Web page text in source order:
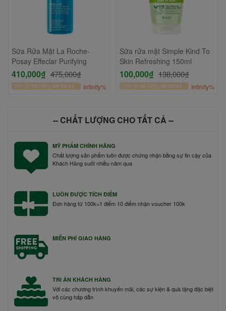
Sữa Rửa Mặt La Roche-
Posay Effeclar Purifying
410,000₫ 475,000₫
Còn lại 00 Ngày 06:59:33 Infinity%
Sữa rửa mặt Simple Kind To
Skin Refreshing 150ml
100,000₫ 138,000₫
Còn lại 00 Ngày 06:59:33 Infinity%
-- CHẤT LƯỢNG CHO TẤT CẢ --
MỸ PHẨM CHÍNH HÃNG
Chất lượng sản phẩm luôn được chứng nhận bằng sự tin cậy của
Khách Hàng suốt nhiều năm qua
LUÔN ĐƯỢC TÍCH ĐIỂM
Đơn hàng từ 100k=1 điểm 10 điểm nhận voucher 100k
MIỄN PHÍ GIAO HÀNG
TRI ÂN KHÁCH HÀNG
Với các chương trình khuyến mãi, các sự kiện & quà tặng đặc biệt
vô cùng hấp dẫn